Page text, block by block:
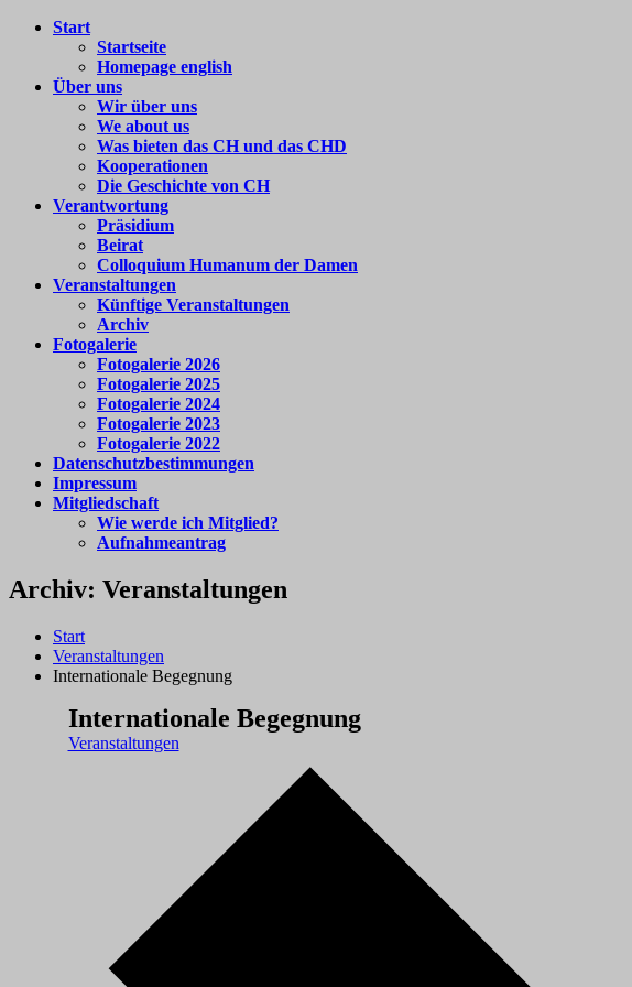
Zum
Colloquium
Humanum
e.V.
internationale
Begegnung
Start
Startseite
Homepage english
Über uns
Wir über uns
We about us
Was bieten das CH und das CHD
Kooperationen
Die Geschichte von CH
Verantwortung
Präsidium
Beirat
Colloquium Humanum der Damen
Veranstaltungen
Künftige Veranstaltungen
Archiv
Fotogalerie
Fotogalerie 2026
Fotogalerie 2025
Fotogalerie 2024
Fotogalerie 2023
Fotogalerie 2022
Datenschutzbestimmungen
Impressum
Mitgliedschaft
Wie werde ich Mitglied?
Aufnahmeantrag
Archiv: Veranstaltungen
Start
Veranstaltungen
Internationale Begegnung
Internationale Begegnung
Veranstaltungen